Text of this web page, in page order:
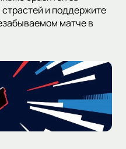
и поддержите
матче в